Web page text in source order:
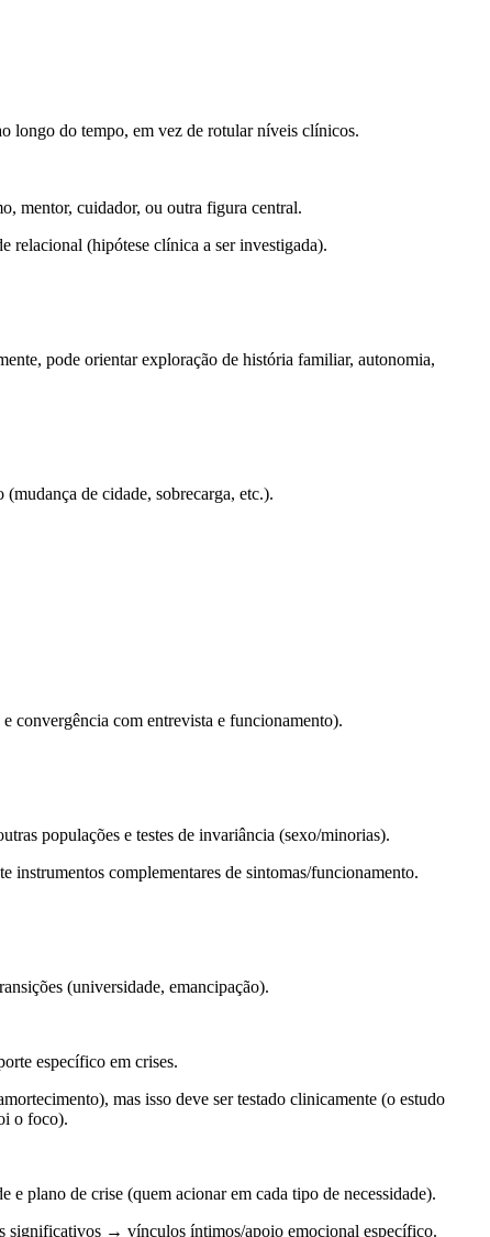
longo do tempo, em vez de rotular níveis clínicos.
mentor, cuidador, ou outra figura central.
relacional (hipótese clínica a ser investigada).
pode orientar exploração de história familiar, autonomia,
de cidade, sobrecarga, etc.).
convergência com entrevista e funcionamento).
populações e testes de invariância (sexo/minorias).
instrumentos complementares de sintomas/funcionamento.
(universidade, emancipação).
específico em crises.
mas isso deve ser testado clinicamente (o estudo
o foco).
e plano de crise (quem acionar em cada tipo de necessidade).
significativos → vínculos íntimos/apoio emocional específico.